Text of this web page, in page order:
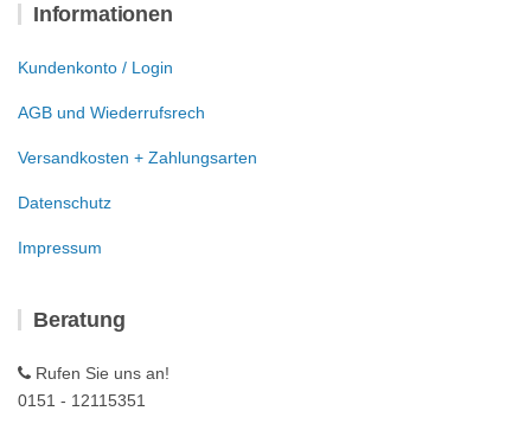
Informationen
Kundenkonto / Login
AGB und Wiederrufsrech
Versandkosten + Zahlungsarten
Datenschutz
Impressum
Beratung
Rufen Sie uns an!
0151 - 12115351